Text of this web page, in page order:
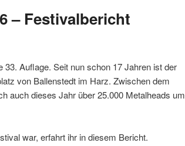
– Festivalbericht
Auflage. Seit nun schon 17 Jahren ist der
von Ballenstedt im Harz. Zwischen dem
auch dieses Jahr über 25.000 Metalheads um
war, erfahrt ihr in diesem Bericht.